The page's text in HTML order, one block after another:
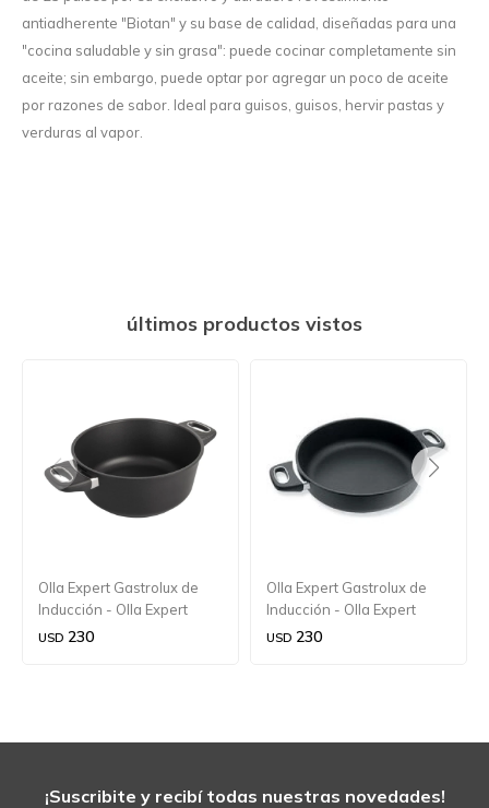
antiadherente "Biotan" y su base de calidad, diseñadas para una
"cocina saludable y sin grasa": puede cocinar completamente sin
aceite; sin embargo, puede optar por agregar un poco de aceite
por razones de sabor. Ideal para guisos, guisos, hervir pastas y
verduras al vapor.
últimos productos vistos
Olla Expert Gastrolux de
Inducción - Olla Expert
Gastrolux de Inducción
USD 230
Olla Expert Gastrolux de
Inducción - Olla Expert
Gastrolux de Inducción
USD 230
¡Suscribite y recibí todas nuestras novedades!